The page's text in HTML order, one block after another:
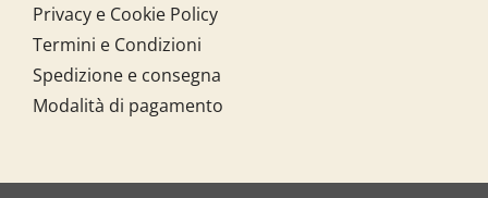
Privacy e Cookie Policy
Termini e Condizioni
Spedizione e consegna
Modalità di pagamento